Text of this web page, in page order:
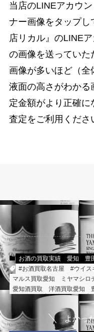
当店のLINEアカウ
ナー画像をタップし
店リカル』のLINE
の画像を送っていた
画像が多いほど（全
液面の高さがわかる
定金額がより正確
査定をご利用くださ
お酒の買取実績 愛知
豊
#お酒買取名古屋
#ウイス
マルス買取愛知
ミヤマシロ
愛知酒買取
洋酒買取愛知
よかっ